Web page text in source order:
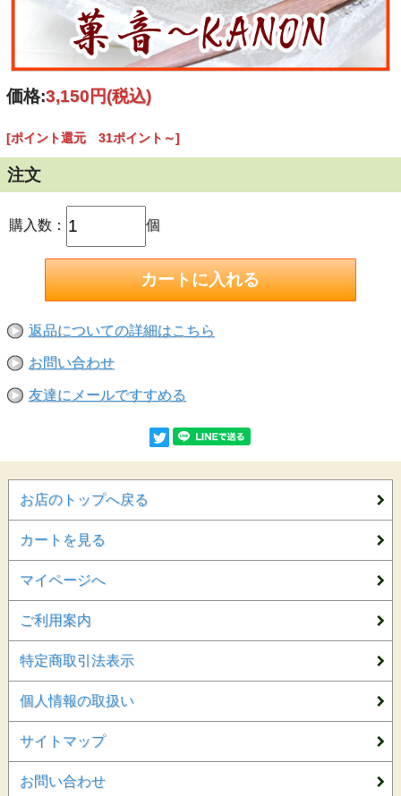
価格:3,150円(税込)
[ポイント還元 31ポイント～]
注文
購入数： 個
返品についての詳細はこちら
お問い合わせ
友達にメールですすめる
お店のトップへ戻る
カートを見る
マイページへ
ご利用案内
特定商取引法表示
個人情報の取扱い
サイトマップ
お問い合わせ